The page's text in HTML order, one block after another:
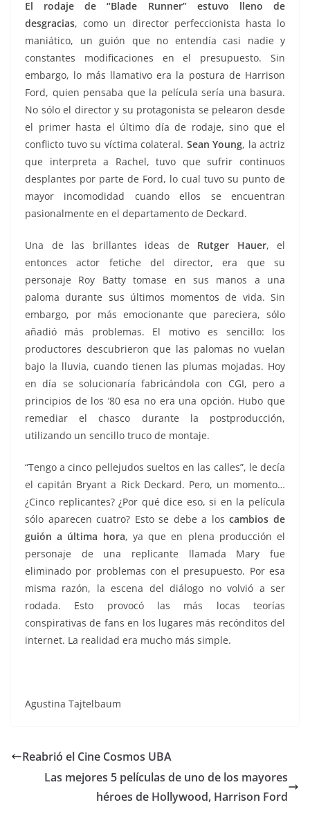
El rodaje de “Blade Runner” estuvo lleno de
desgracias, como un director perfeccionista hasta lo
maniático, un guión que no entendía casi nadie y
constantes modificaciones en el presupuesto. Sin
embargo, lo más llamativo era la postura de Harrison
Ford, quien pensaba que la película sería una basura.
No sólo el director y su protagonista se pelearon desde
el primer hasta el último día de rodaje, sino que el
conflicto tuvo su víctima colateral. Sean Young, la actriz
que interpreta a Rachel, tuvo que sufrir continuos
desplantes por parte de Ford, lo cual tuvo su punto de
mayor incomodidad cuando ellos se encuentran
pasionalmente en el departamento de Deckard.
Una de las brillantes ideas de Rutger Hauer, el
entonces actor fetiche del director, era que su
personaje Roy Batty tomase en sus manos a una
paloma durante sus últimos momentos de vida. Sin
embargo, por más emocionante que pareciera, sólo
añadió más problemas. El motivo es sencillo: los
productores descubrieron que las palomas no vuelan
bajo la lluvia, cuando tienen las plumas mojadas. Hoy
en día se solucionaría fabricándola con CGI, pero a
principios de los ’80 esa no era una opción. Hubo que
remediar el chasco durante la postproducción,
utilizando un sencillo truco de montaje.
“Tengo a cinco pellejudos sueltos en las calles”, le decía
el capitán Bryant a Rick Deckard. Pero, un momento…
¿Cinco replicantes? ¿Por qué dice eso, si en la película
sólo aparecen cuatro? Esto se debe a loscambios de
guión a última hora, ya que en plena producción el
personaje de una replicante llamada Mary fue
eliminado por problemas con el presupuesto. Por esa
misma razón, la escena del diálogo no volvió a ser
rodada. Esto provocó las más locas teorías
conspirativas de fans en los lugares más recónditos del
internet. La realidad era mucho más simple.
Agustina Tajtelbaum
Reabrió el Cine Cosmos UBA
Las mejores 5 películas de uno de los mayores
héroes de Hollywood, Harrison Ford